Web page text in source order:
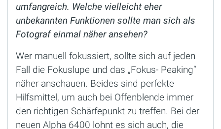
umfangreich. Welche vielleicht eher
unbekannten Funktionen sollte man sich als
Fotograf einmal näher ansehen?
Wer manuell fokussiert, sollte sich auf jeden
Fall die Fokuslupe und das „Fokus- Peaking“
näher anschauen. Beides sind perfekte
Hilfsmittel, um auch bei Offenblende immer
den richtigen Schärfepunkt zu treffen. Bei der
neuen Alpha 6400 lohnt es sich auch, die